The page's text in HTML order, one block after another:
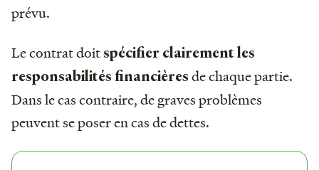
prévu.
Le contrat doitspécifier clairement les
responsabilités financières de chaque partie.
Dans le cas contraire, de graves problèmes
peuvent se poser en cas de dettes.